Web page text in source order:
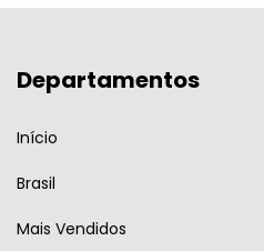
Departamentos
Início
Brasil
Mais Vendidos